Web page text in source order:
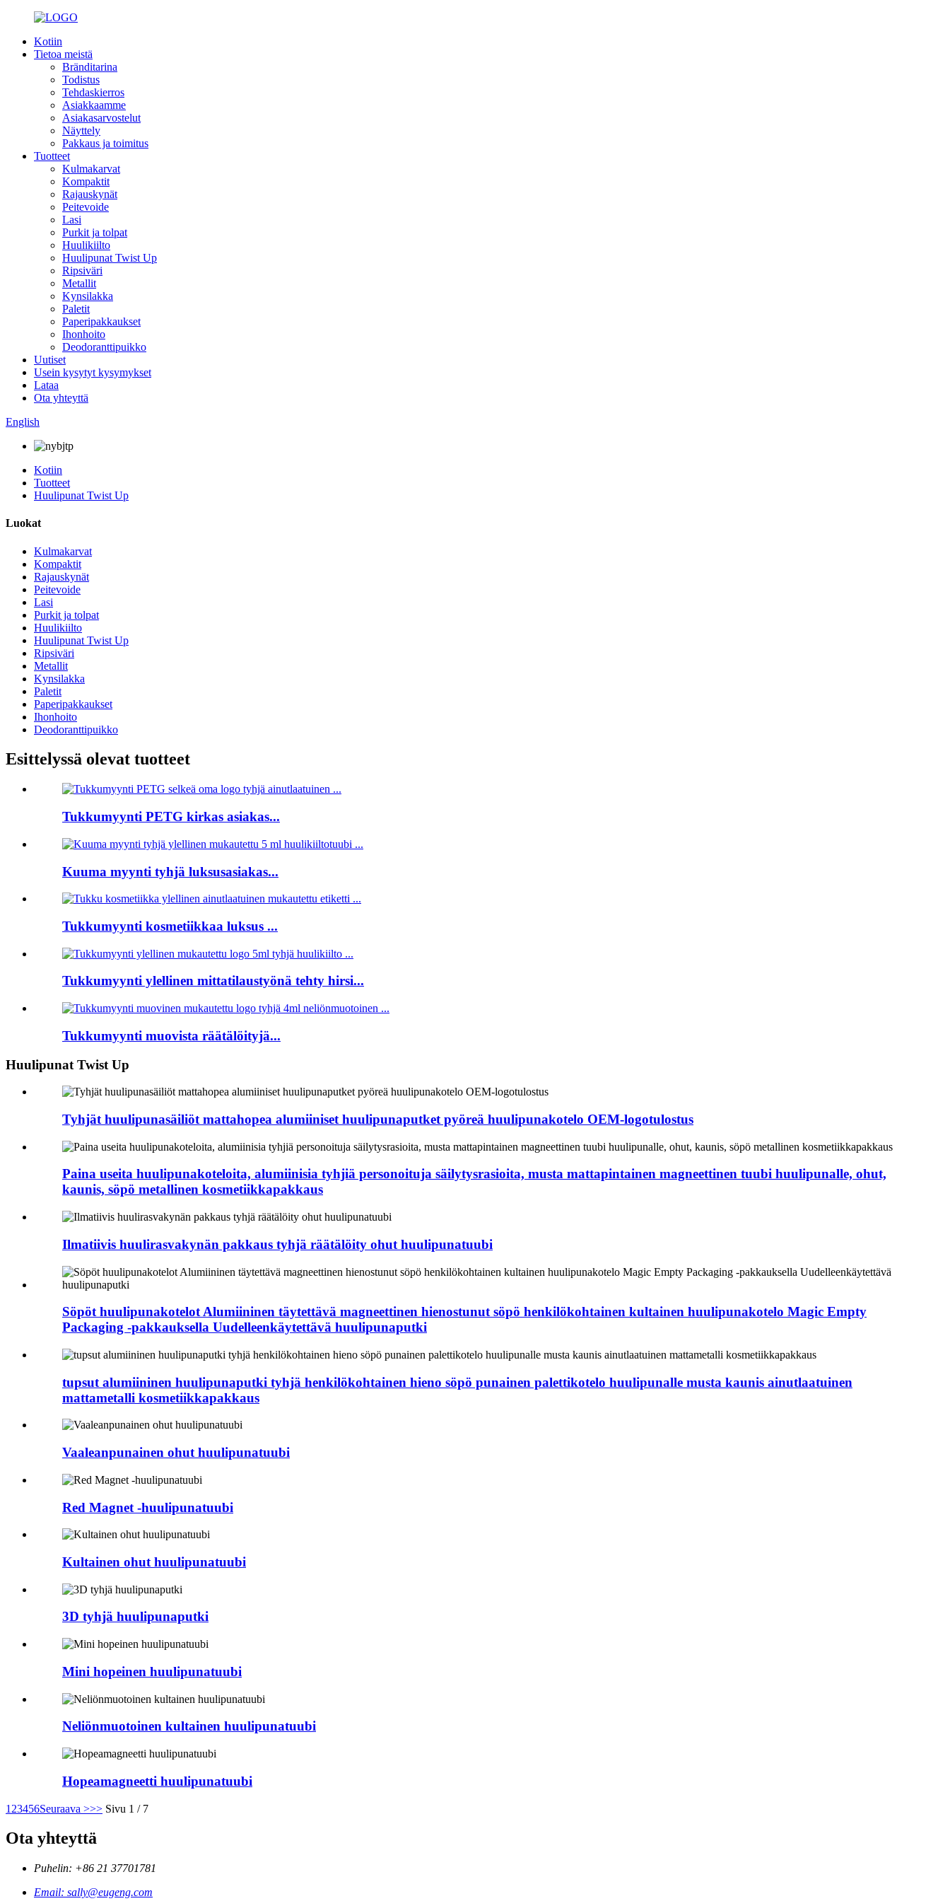
Kotiin
Tietoa meistä
Bränditarina
Todistus
Tehdaskierros
Asiakkaamme
Asiakasarvostelut
Näyttely
Pakkaus ja toimitus
Tuotteet
Kulmakarvat
Kompaktit
Rajauskynät
Peitevoide
Lasi
Purkit ja tolpat
Huulikiilto
Huulipunat Twist Up
Ripsiväri
Metallit
Kynsilakka
Paletit
Paperipakkaukset
Ihonhoito
Deodoranttipuikko
Uutiset
Usein kysytyt kysymykset
Lataa
Ota yhteyttä
English
Kotiin
Tuotteet
Huulipunat Twist Up
Luokat
Kulmakarvat
Kompaktit
Rajauskynät
Peitevoide
Lasi
Purkit ja tolpat
Huulikiilto
Huulipunat Twist Up
Ripsiväri
Metallit
Kynsilakka
Paletit
Paperipakkaukset
Ihonhoito
Deodoranttipuikko
Esittelyssä olevat tuotteet
Tukkumyynti PETG kirkas asiakas...
Kuuma myynti tyhjä luksusasiakas...
Tukkumyynti kosmetiikkaa luksus ...
Tukkumyynti ylellinen mittatilaustyönä tehty hirsi...
Tukkumyynti muovista räätälöityjä...
Huulipunat Twist Up
Tyhjät huulipunasäiliöt mattahopea alumiiniset huulipunaputket pyöreä huulipunakotelo OEM-logotulostus
Paina useita huulipunakoteloita, alumiinisia tyhjiä personoituja säilytysrasioita, musta mattapintainen magneettinen tuubi huulipunalle, ohut,
kaunis, söpö metallinen kosmetiikkapakkaus
Ilmatiivis huulirasvakynän pakkaus tyhjä räätälöity ohut huulipunatuubi
Söpöt huulipunakotelot Alumiininen täytettävä magneettinen hienostunut söpö henkilökohtainen kultainen huulipunakotelo Magic Empty
Packaging -pakkauksella Uudelleenkäytettävä huulipunaputki
tupsut alumiininen huulipunaputki tyhjä henkilökohtainen hieno söpö punainen palettikotelo huulipunalle musta kaunis ainutlaatuinen
mattametalli kosmetiikkapakkaus
Vaaleanpunainen ohut huulipunatuubi
Red Magnet -huulipunatuubi
Kultainen ohut huulipunatuubi
3D tyhjä huulipunaputki
Mini hopeinen huulipunatuubi
Neliönmuotoinen kultainen huulipunatuubi
Hopeamagneetti huulipunatuubi
1 23456Seuraava >>> Sivu 1 / 7
Ota yhteyttä
Puhelin: +86 21 37701781
Email: sally@eugeng.com